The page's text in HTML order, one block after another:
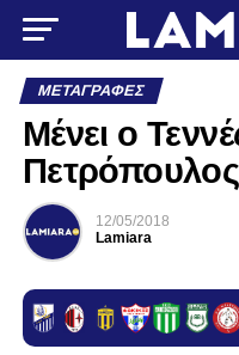
ΜΕΤΑΓΡΑΦΈΣ
Μένει ο
Πετρόπουλος
12/05/2018
Lamiara